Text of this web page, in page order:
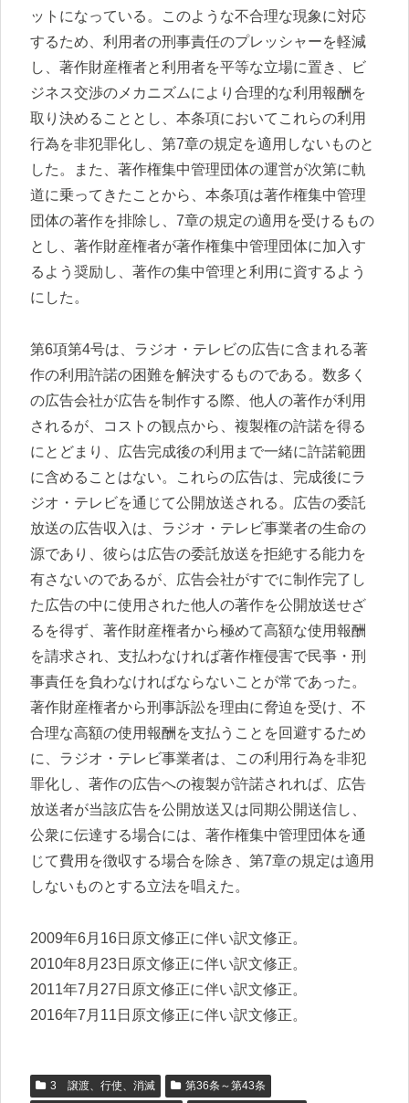
ットになっている。このような不合理な現象に対応
するため、利用者の刑事責任のプレッシャーを軽減
し、著作財産権者と利用者を平等な立場に置き、ビ
ジネス交渉のメカニズムにより合理的な利用報酬を
取り決めることとし、本条項においてこれらの利用
行為を非犯罪化し、第7章の規定を適用しないものと
した。また、著作権集中管理団体の運営が次第に軌
道に乗ってきたことから、本条項は著作権集中管理
団体の著作を排除し、7章の規定の適用を受けるもの
とし、著作財産権者が著作権集中管理団体に加入す
るよう奨励し、著作の集中管理と利用に資するよう
にした。
第6項第4号は、ラジオ・テレビの広告に含まれる著
作の利用許諾の困難を解決するものである。数多く
の広告会社が広告を制作する際、他人の著作が利用
されるが、コストの観点から、複製権の許諾を得る
にとどまり、広告完成後の利用まで一緒に許諾範囲
に含めることはない。これらの広告は、完成後にラ
ジオ・テレビを通じて公開放送される。広告の委託
放送の広告収入は、ラジオ・テレビ事業者の生命の
源であり、彼らは広告の委託放送を拒絶する能力を
有さないのであるが、広告会社がすでに制作完了し
た広告の中に使用された他人の著作を公開放送せざ
るを得ず、著作財産権者から極めて高額な使用報酬
を請求され、支払わなければ著作権侵害で民亊・刑
事責任を負わなければならないことが常であった。
著作財産権者から刑事訴訟を理由に脅迫を受け、不
合理な高額の使用報酬を支払うことを回避するため
に、ラジオ・テレビ事業者は、この利用行為を非犯
罪化し、著作の広告への複製が許諾されれば、広告
放送者が当該広告を公開放送又は同期公開送信し、
公衆に伝達する場合には、著作権集中管理団体を通
じて費用を徴収する場合を除き、第7章の規定は適用
しないものとする立法を唱えた。
2009年6月16日原文修正に伴い訳文修正。
2010年8月23日原文修正に伴い訳文修正。
2011年7月27日原文修正に伴い訳文修正。
2016年7月11日原文修正に伴い訳文修正。
3 譲渡、行使、消滅
第36条～第43条